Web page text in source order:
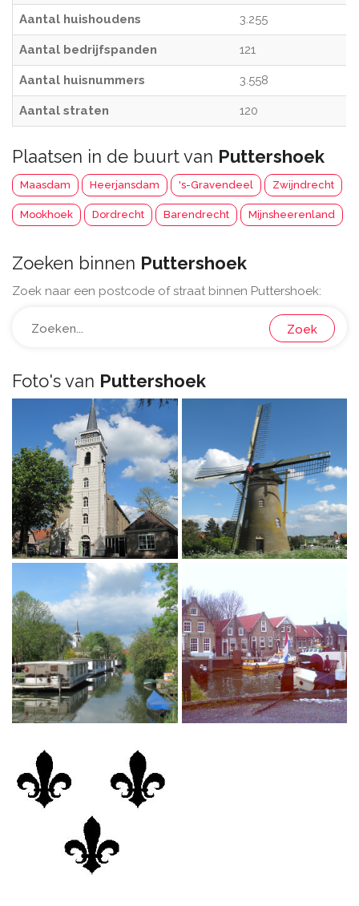
Aantal huishoudens 3.255
Aantal bedrijfspanden 121
Aantal huisnummers 3.558
Aantal straten 120
Plaatsen in de buurt van Puttershoek
Maasdam Heerjansdam 's-Gravendeel Zwijndrecht
Mookhoek Dordrecht Barendrecht Mijnsheerenland
Zoeken binnen Puttershoek
Zoek naar een postcode of straat binnen Puttershoek:
Zoek
Foto's van Puttershoek